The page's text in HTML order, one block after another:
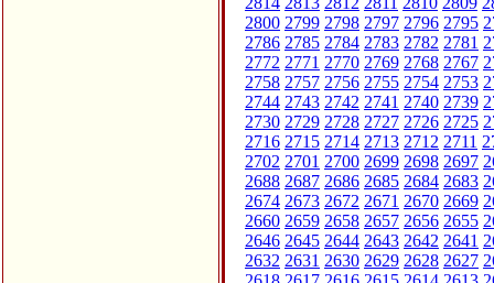
2800 2799 2798 2797 2796 2795
2786 2785 2784 2783 2782 2781
2772 2771 2770 2769 2768 2767
2758 2757 2756 2755 2754 2753
2744 2743 2742 2741 2740 2739
2730 2729 2728 2727 2726 2725
2716 2715 2714 2713 2712 2711
2702 2701 2700 2699 2698 2697
2688 2687 2686 2685 2684 2683
2674 2673 2672 2671 2670 2669
2660 2659 2658 2657 2656 2655
2646 2645 2644 2643 2642 2641
2632 2631 2630 2629 2628 2627